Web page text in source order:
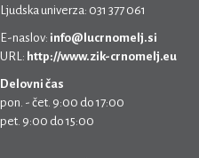
Ljudska univerza: 031 377 061
E-naslov: info@lucrnomelj.si
URL: http://www.zik-crnomelj.eu
Delovni čas
pon. - čet. 9:00 do 17:00
pet. 9:00 do 15:00